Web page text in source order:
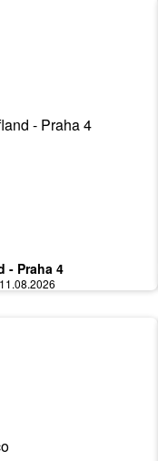
- Praha 4